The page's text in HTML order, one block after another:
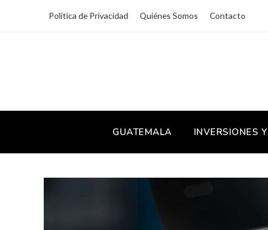
Política de Privacidad Quiénes Somos Contacto
GUATEMALA INVERSIONES